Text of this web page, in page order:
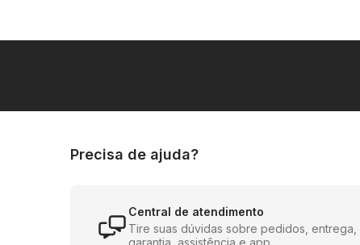
Precisa de ajuda?
Central de atendimento
Tire suas dúvidas sobre pedidos, entrega,
garantia, assistência e app.